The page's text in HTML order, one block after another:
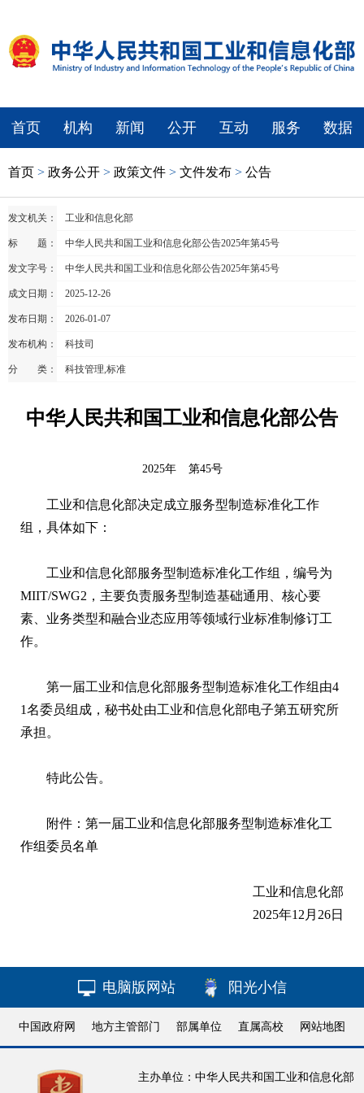
首页 机构 新闻 公开 互动 服务 数据
首页 > 政务公开 > 政策文件 > 文件发布 > 公告
发文机关： 工业和信息化部
标 题： 中华人民共和国工业和信息化部公告2025年第45号
发文字号： 中华人民共和国工业和信息化部公告2025年第45号
成文日期： 2025-12-26
发布日期： 2026-01-07
发布机构： 科技司
分 类： 科技管理,标准
中华人民共和国工业和信息化部公告
2025年 第45号
工业和信息化部决定成立服务型制造标准化工作
组，具体如下：
工业和信息化部服务型制造标准化工作组，编号为
MIIT/SWG2，主要负责服务型制造基础通用、核心要
素、业务类型和融合业态应用等领域行业标准制修订工
作。
第一届工业和信息化部服务型制造标准化工作组由4
1名委员组成，秘书处由工业和信息化部电子第五研究所
承担。
特此公告。
附件： 第一届工业和信息化部服务型制造标准化工
作组委员名单
工业和信息化部
2025年12月26日
电脑版网站 阳光小信
中国政府网 地方主管部门 部属单位 直属高校 网站地图
主办单位：中华人民共和国工业和信息化部